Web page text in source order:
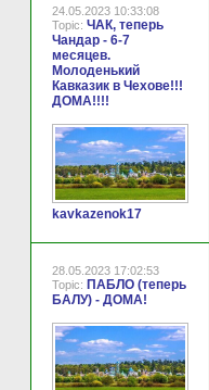
24.05.2023 10:33:08
Topic: ЧАК, теперь
Чандар - 6-7
месяцев.
Молоденький
Кавказик в Чехове!!!
ДОМА!!!!
kavkazenok17
28.05.2023 17:02:53
Topic: ПАБЛО (теперь
БАЛУ) - ДОМА!